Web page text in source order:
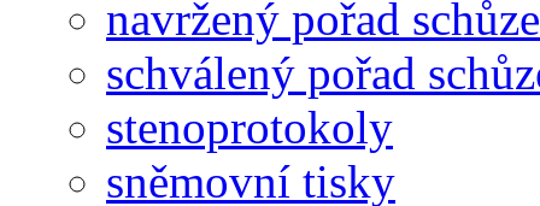
navržený pořad schůze
schválený pořad
stenoprotokoly
sněmovní tisky